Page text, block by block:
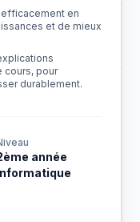
efficacement en
et de mieux
cours, pour
durablement.
année